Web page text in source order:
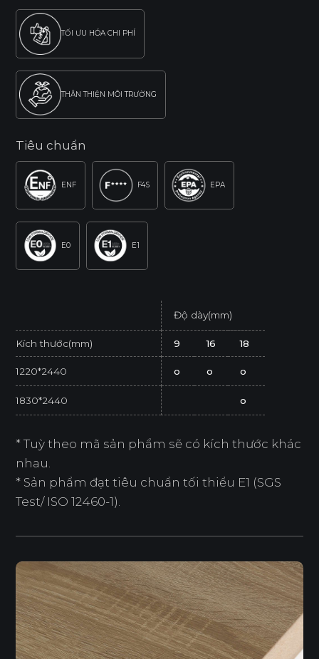
TỐI ƯU HÓA CHI PHÍ
THÂN THIỆN MÔI TRƯỜNG
Tiêu chuẩn
ENF F4S EPA
E0 E1
Độ dày(mm)
Kích thước(mm) 9 16 18
1220*2440 o o o
1830*2440 o
* Tuỳ theo mã sản phẩm sẽ có kích thước khác
nhau.
* Sản phẩm đạt tiêu chuẩn tối thiểu E1 (SGS
Test/ ISO 12460-1).